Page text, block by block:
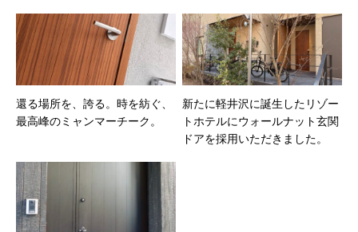
還る場所を、誇る。時を紡ぐ、
最高峰のミャンマーチーク。
新たに軽井沢に誕生したリゾー
トホテルにウォールナット玄関
ドアを採用いただきました。